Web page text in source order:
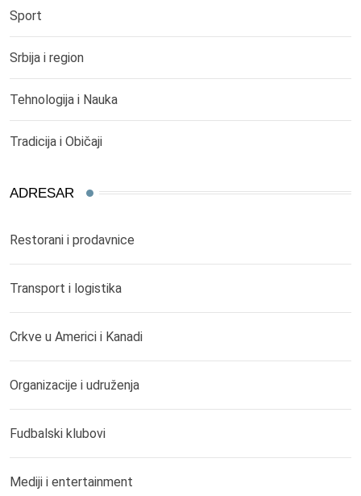
Sport
Srbija i region
Tehnologija i Nauka
Tradicija i Običaji
ADRESAR
Restorani i prodavnice
Transport i logistika
Crkve u Americi i Kanadi
Organizacije i udruženja
Fudbalski klubovi
Mediji i entertainment